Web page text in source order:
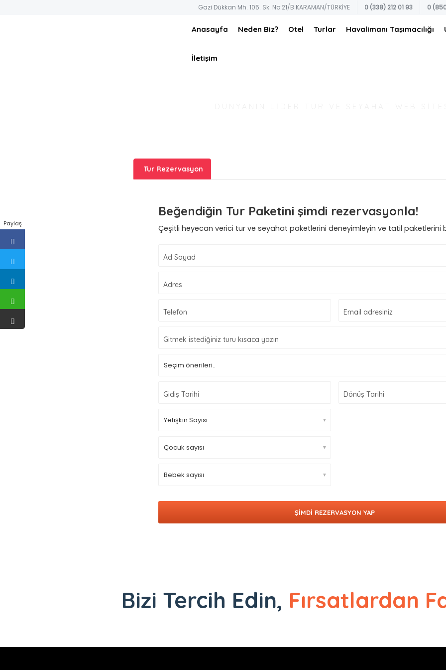
Gazi Dükkan Mh. 105. Sk. No:21/B KARAMAN/TÜRKİYE 0 (338) 212 01 93 0
Anasayfa Neden Biz? Otel Turlar Havalimanı Taşımacılığı
İletişim
Tur Rezervasyon
Beğendiğin Tur Paketini şimdi rezervasyonla!
Çeşitli heyecan verici tur ve seyahat paketlerini deneyimleyin ve tatil paketlerini
Ad Soyad
Adres
Telefon Email adresiniz
Gitmek istediğiniz turu kısaca yazın
Gidiş Tarihi Dönüş Tarihi
▼
▼
▼
Bizi Tercih Edin, Fırsatlardan
Paylaş